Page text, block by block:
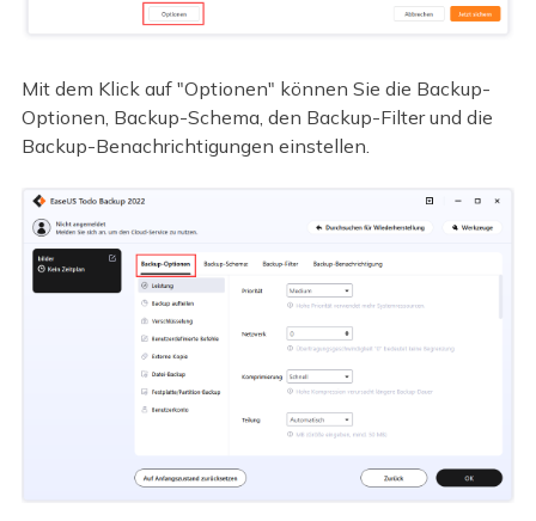
Mit dem Klick auf "Optionen" können Sie die Backup-
Optionen, Backup-Schema, den Backup-Filter und die
Backup-Benachrichtigungen einstellen.